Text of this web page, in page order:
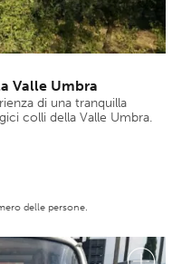
Valle Umbra
di una tranquilla
colli della Valle Umbra.
delle persone.